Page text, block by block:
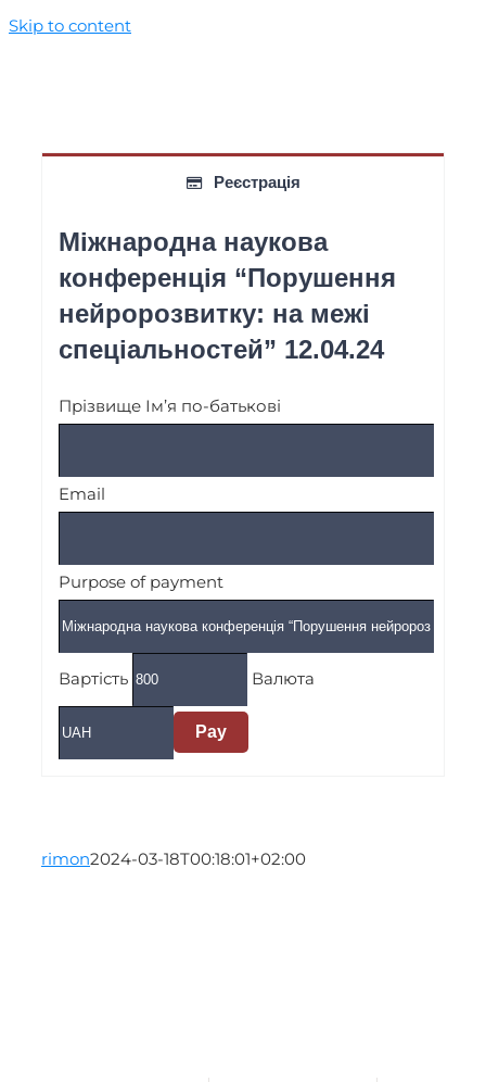
Skip to content
Реєстрація
Міжнародна наукова
конференція “Порушення
нейророзвитку: на межі
спеціальностей” 12.04.24
Прізвище Ім’я по-батькові
Email
Purpose of payment
Вартість Валюта
Pay
rimon2024-03-18T00:18:01+02:00